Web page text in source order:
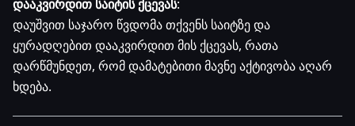
დააკვირდით საიტის ქცევას:
დაუშვით საჯარო წვდომა თქვენს საიტზე და
ყურადღებით დააკვირდით მის ქცევას, რათა
დარწმუნდეთ, რომ დამატებითი მავნე აქტივობა აღარ
ხდება.